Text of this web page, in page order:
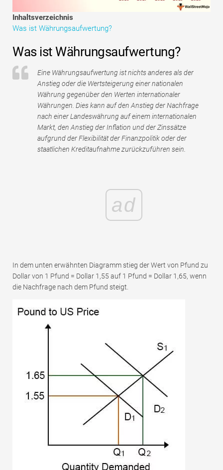
Vollständige Form
Risikomanagement-Tutorials
Inhaltsverzeichnis
Was ist Währungsaufwertung?
Was ist Währungsaufwertung?
Eine Währungsaufwertung ist nichts anderes als der
Anstieg oder die Wertsteigerung einer nationalen
Währung gegenüber den Werten internationaler
Währungen. Dies kann auf den Anstieg der Nachfrage
nach einer Landeswährung auf einem internationalen
Markt, den Anstieg der Inflation und der Zinssätze
aufgrund der Flexibilität der Finanzpolitik oder der
staatlichen Kreditaufnahme zurückzuführen sein.
ad
In dem unten erwähnten Diagramm stieg der Wert von Pfund zu
Dollar von 1 Pfund = Dollar 1,55 auf 1 Pfund = Dollar 1,65, wenn
die Nachfrage nach dem Pfund steigt.